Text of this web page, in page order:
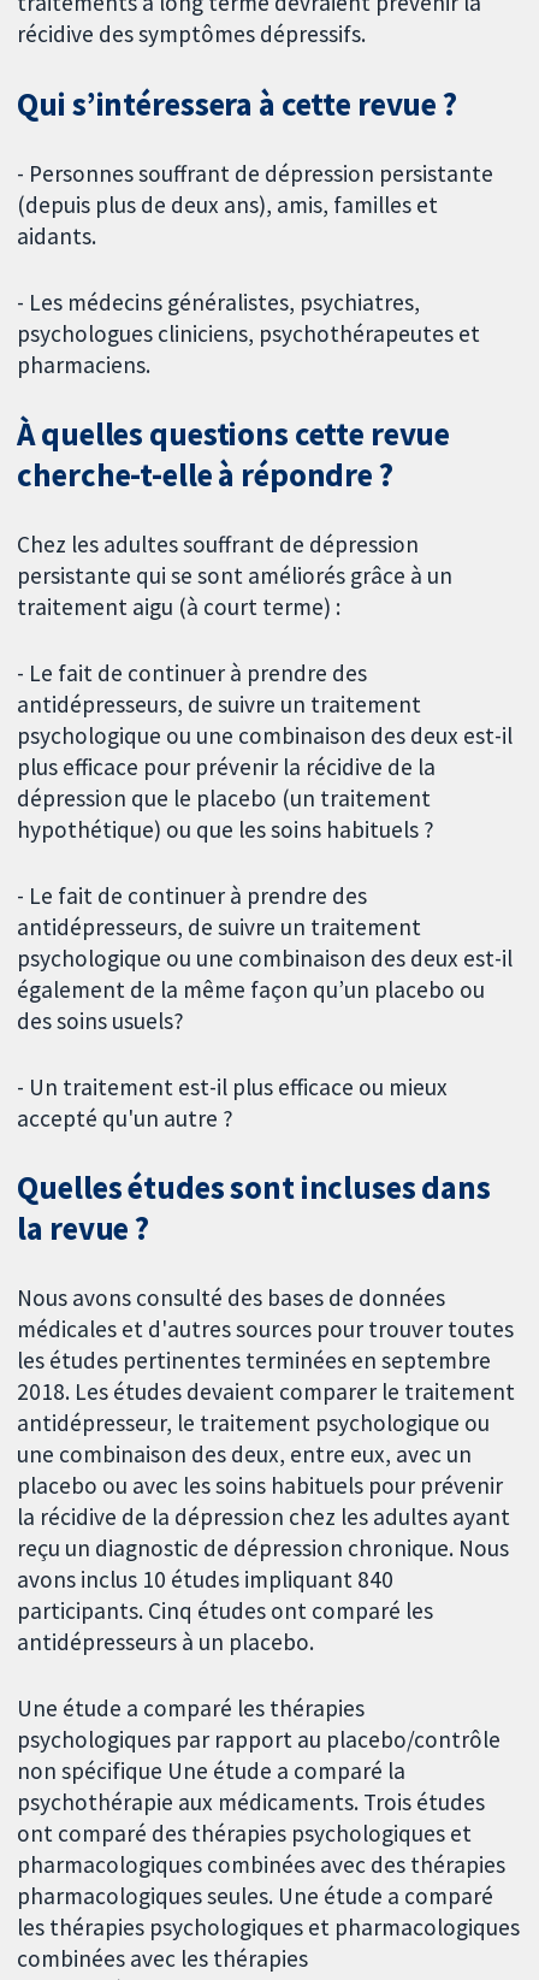
récidive des symptômes dépressifs.
Qui s’intéressera à cette revue ?
- Personnes souffrant de dépression persistante
(depuis plus de deux ans), amis, familles et
aidants.
- Les médecins généralistes, psychiatres,
psychologues cliniciens, psychothérapeutes et
pharmaciens.
À quelles questions cette revue
cherche-t-elle à répondre ?
Chez les adultes souffrant de dépression
persistante qui se sont améliorés grâce à un
traitement aigu (à court terme) :
- Le fait de continuer à prendre des
antidépresseurs, de suivre un traitement
psychologique ou une combinaison des deux est-il
plus efficace pour prévenir la récidive de la
dépression que le placebo (un traitement
hypothétique) ou que les soins habituels ?
- Le fait de continuer à prendre des
antidépresseurs, de suivre un traitement
psychologique ou une combinaison des deux est-il
également de la même façon qu’un placebo ou
des soins usuels?
- Un traitement est-il plus efficace ou mieux
accepté qu'un autre ?
Quelles études sont incluses dans
la revue ?
Nous avons consulté des bases de données
médicales et d'autres sources pour trouver toutes
les études pertinentes terminées en septembre
2018. Les études devaient comparer le traitement
antidépresseur, le traitement psychologique ou
une combinaison des deux, entre eux, avec un
placebo ou avec les soins habituels pour prévenir
la récidive de la dépression chez les adultes ayant
reçu un diagnostic de dépression chronique. Nous
avons inclus 10 études impliquant 840
participants. Cinq études ont comparé les
antidépresseurs à un placebo.
Une étude a comparé les thérapies
psychologiques par rapport au placebo/contrôle
non spécifique Une étude a comparé la
psychothérapie aux médicaments. Trois études
ont comparé des thérapies psychologiques et
pharmacologiques combinées avec des thérapies
pharmacologiques seules. Une étude a comparé
les thérapies psychologiques et pharmacologiques
combinées avec les thérapies